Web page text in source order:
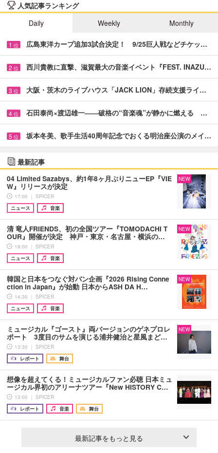
人気記事ランキング
Daily
Weekly Monthly
1 位 広島東洋カープ追加3試合決定！ 9/25巨人戦などチケッ…
2 位 西川貴教に直撃、滋賀最大の音楽イベント『FEST. INAZU…
3 位 大阪・茨木のライブハウス「JACK LION」存続支援ライ…
4 位 石田泰尚×渡辺雄一――破格の“音楽魂”が静かに燃える …
5 位 坂本冬美、歌手生活40周年記念でおくる明治座公演のメイ…
最新記事
04 Limited Sazabys、約1年8ヶ月ぶりニューEP『VIE
W』リリースが決定
17:00 ｜ SPICER
ニュース
音楽
NEW
清 竜人FRIENDS、初の全国ツアー『TOMODACHI T
OUR』開催が決定 神戸・東京・名古屋・横浜の…
16:00 ｜ SPICER
ニュース
音楽
NEW
韓国と日本をつなぐ対バン企画『2026 Rising Conne
ction in Japan』が始動 日本からASH DA H…
14:30 ｜ SPICER
ニュース
音楽
NEW
ミュージカル『ゴースト』両バージョンのゲネプロレ
ポート 3度目のサムを演じる浦井健治と星風まど…
13:30 ｜ SPICER
レポート
舞台
NEW
想像を超えてくる！ミュージカルファン必聴 日本ミュ
ージカル界初のアリーナツアー『New HISTORY C…
13:00 ｜ SPICER
レポート
音楽 舞台
最新記事をもっと見る